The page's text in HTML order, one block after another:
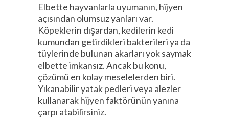
Elbette hayvanlarla uyumanın, hijyen
açısından olumsuz yanları var.
Köpeklerin dışardan, kedilerin kedi
kumundan getirdikleri bakterileri ya da
tüylerinde bulunan akarları yok saymak
elbette imkansız. Ancak bu konu,
çözümü en kolay meselelerden biri.
Yıkanabilir yatak pedleri veya alezler
kullanarak hijyen faktörünün yanına
çarpı atabilirsiniz.